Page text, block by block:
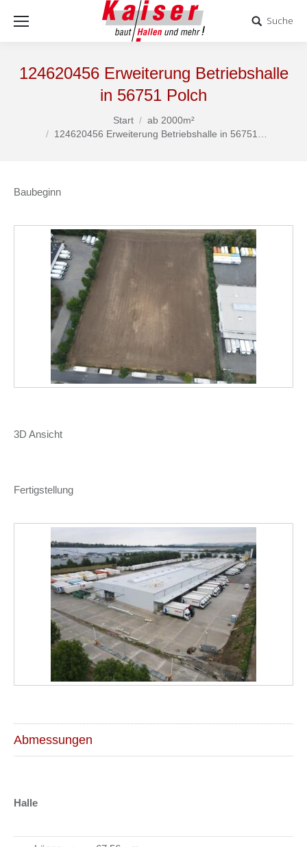
Suche
124620456 Erweiterung Betriebshalle
in 56751 Polch
Start
ab 2000m²
124620456 Erweiterung Betriebshalle in 56751…
Baubeginn
3D Ansicht
Fertigstellung
Abmessungen
Halle